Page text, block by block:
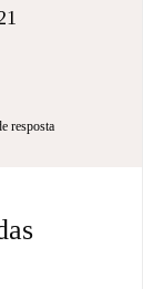
resposta